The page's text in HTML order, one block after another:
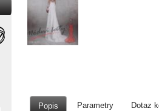
Popis Parametry Dotaz